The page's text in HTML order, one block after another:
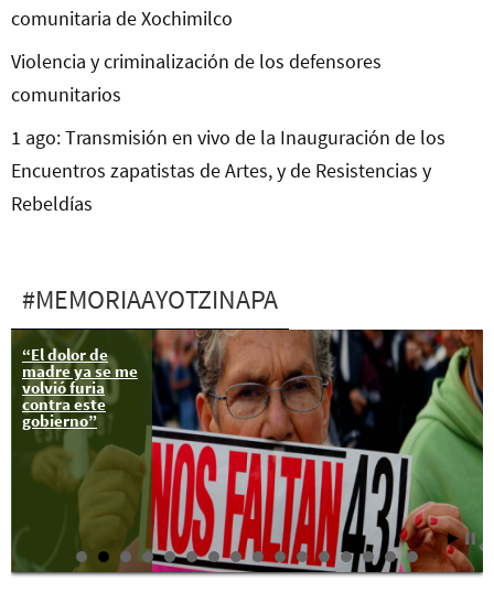
comunitaria de Xochimilco
Violencia y criminalización de los defensores
comunitarios
1 ago: Transmisión en vivo de la Inauguración de los
Encuentros zapatistas de Artes, y de Resistencias y
Rebeldías
#MEMORIAAYOTZINAPA
“El dolor de
madre ya se me
volvió furia
contra este
gobierno”